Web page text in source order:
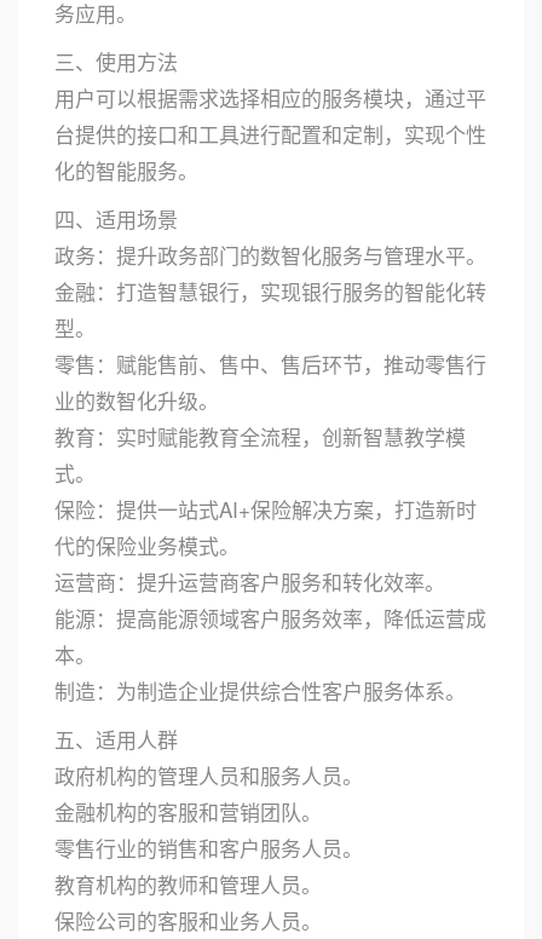
务应用。
三、使用方法
用户可以根据需求选择相应的服务模块，通过平
台提供的接口和工具进行配置和定制，实现个性
化的智能服务。
四、适用场景
政务：提升政务部门的数智化服务与管理水平。
金融：打造智慧银行，实现银行服务的智能化转
型。
零售：赋能售前、售中、售后环节，推动零售行
业的数智化升级。
教育：实时赋能教育全流程，创新智慧教学模
式。
保险：提供一站式AI+保险解决方案，打造新时
代的保险业务模式。
运营商：提升运营商客户服务和转化效率。
能源：提高能源领域客户服务效率，降低运营成
本。
制造：为制造企业提供综合性客户服务体系。
五、适用人群
政府机构的管理人员和服务人员。
金融机构的客服和营销团队。
零售行业的销售和客户服务人员。
教育机构的教师和管理人员。
保险公司的客服和业务人员。